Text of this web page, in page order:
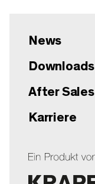
News
Downloads
After Sales
Karriere